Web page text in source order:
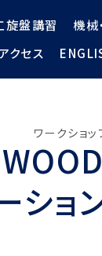
旋盤講習 機械
クセス
ワークショッ
ショ